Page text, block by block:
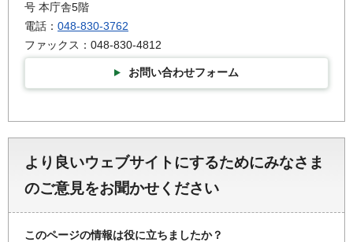
号 本庁舎5階
電話： 048-830-3762
ファックス：048-830-4812
お問い合わせフォーム
より良いウェブサイトにするためにみなさま
のご意見をお聞かせください
このページの情報は役に立ちましたか？